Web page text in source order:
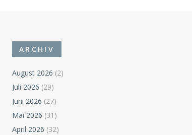
ARCHIV
August 2026 (2)
Juli 2026 (29)
Juni 2026 (27)
Mai 2026 (31)
April 2026 (32)